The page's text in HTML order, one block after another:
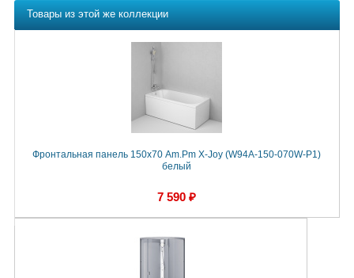
Товары из этой же коллекции
Фронтальная панель 150х70 Am.Pm X-Joy (W94A-150-070W-P1)
белый
7 590 ₽